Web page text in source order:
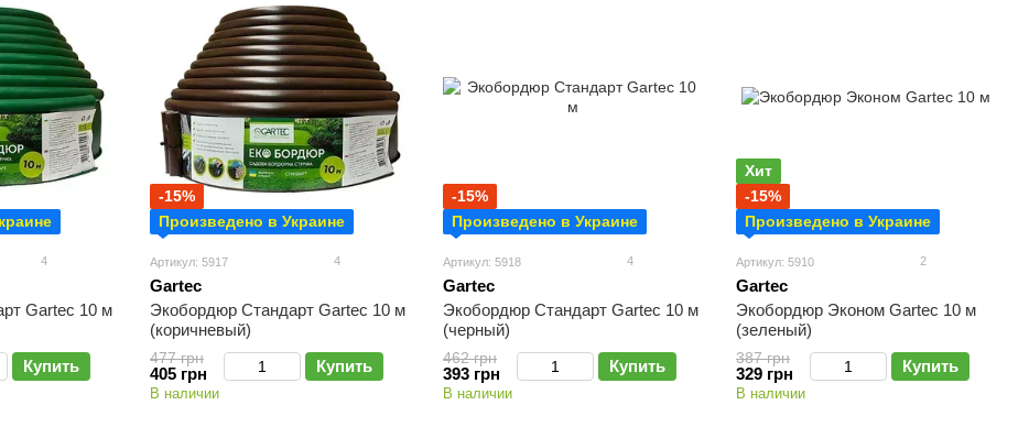
4
Gartec 10 м
Купить
-15%
Произведено в Украине
Артикул: 5917 4
Gartec
Экобордюр Стандарт Gartec 10 м
(коричневый)
477 грн
405 грн Купить
В наличии
-15%
Произведено в Украине
Артикул: 5918 4
Gartec
Экобордюр Стандарт Gartec 10 м
(черный)
462 грн
393 грн Купить
В наличии
Хит
-15%
Произведено в Украине
Артикул: 5910 2
Gartec
Экобордюр Эконом Gartec 10 м
(зеленый)
387 грн
329 грн Купить
В наличии